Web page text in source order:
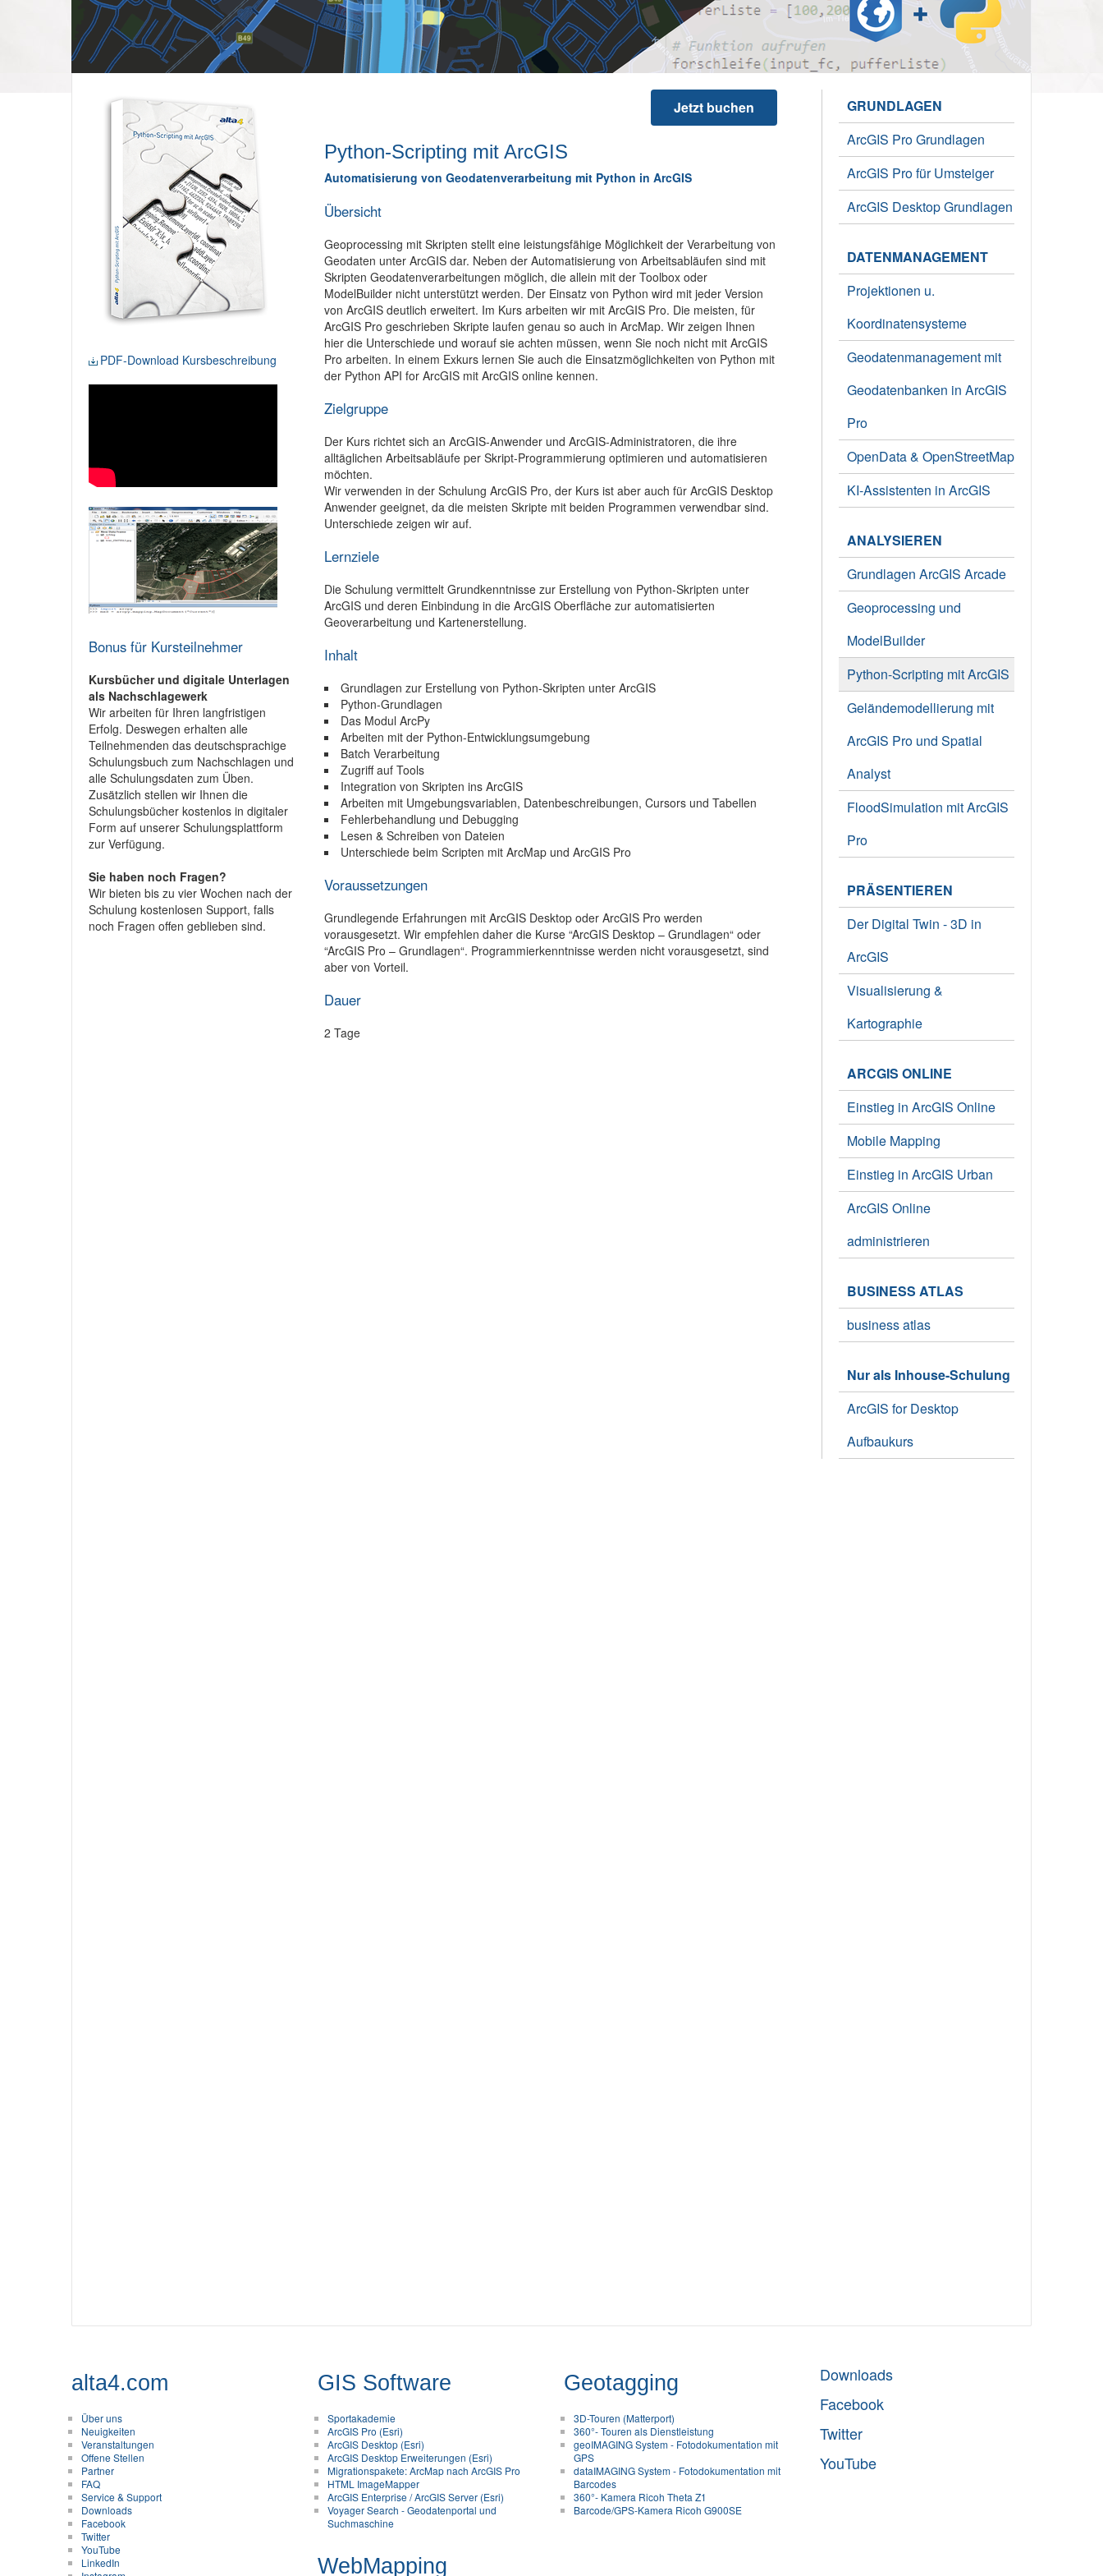
PDF-Download Kursbeschreibung
Bonus für Kursteilnehmer
Kursbücher und digitale Unterlagen
als Nachschlagewerk
Wir arbeiten für Ihren langfristigen
Erfolg. Deswegen erhalten alle
Teilnehmenden das deutschsprachige
Schulungsbuch zum Nachschlagen und
alle Schulungsdaten zum Üben.
Zusätzlich stellen wir Ihnen die
Schulungsbücher kostenlos in digitaler
Form auf unserer Schulungsplattform
zur Verfügung.
Sie haben noch Fragen?
Wir bieten bis zu vier Wochen nach der
Schulung kostenlosen Support, falls
noch Fragen offen geblieben sind.
Jetzt buchen
Python-Scripting mit ArcGIS
Automatisierung von Geodatenverarbeitung mit Python in ArcGIS
Übersicht
Geoprocessing mit Skripten stellt eine leistungsfähige Möglichkeit der Verarbeitung von
Geodaten unter ArcGIS dar. Neben der Automatisierung von Arbeitsabläufen sind mit
Skripten Geodatenverarbeitungen möglich, die allein mit der Toolbox oder
ModelBuilder nicht unterstützt werden. Der Einsatz von Python wird mit jeder Version
von ArcGIS deutlich erweitert. Im Kurs arbeiten wir mit ArcGIS Pro. Die meisten, für
ArcGIS Pro geschrieben Skripte laufen genau so auch in ArcMap. Wir zeigen Ihnen
hier die Unterschiede und worauf sie achten müssen, wenn Sie noch nicht mit ArcGIS
Pro arbeiten. In einem Exkurs lernen Sie auch die Einsatzmöglichkeiten von Python mit
der Python API for ArcGIS mit ArcGIS online kennen.
Zielgruppe
Der Kurs richtet sich an ArcGIS-Anwender und ArcGIS-Administratoren, die ihre
alltäglichen Arbeitsabläufe per Skript-Programmierung optimieren und automatisieren
möchten.
Wir verwenden in der Schulung ArcGIS Pro, der Kurs ist aber auch für ArcGIS Desktop
Anwender geeignet, da die meisten Skripte mit beiden Programmen verwendbar sind.
Unterschiede zeigen wir auf.
Lernziele
Die Schulung vermittelt Grundkenntnisse zur Erstellung von Python-Skripten unter
ArcGIS und deren Einbindung in die ArcGIS Oberfläche zur automatisierten
Geoverarbeitung und Kartenerstellung.
Inhalt
Grundlagen zur Erstellung von Python-Skripten unter ArcGIS
Python-Grundlagen
Das Modul ArcPy
Arbeiten mit der Python-Entwicklungsumgebung
Batch Verarbeitung
Zugriff auf Tools
Integration von Skripten ins ArcGIS
Arbeiten mit Umgebungsvariablen, Datenbeschreibungen, Cursors und Tabellen
Fehlerbehandlung und Debugging
Lesen & Schreiben von Dateien
Unterschiede beim Scripten mit ArcMap und ArcGIS Pro
Voraussetzungen
Grundlegende Erfahrungen mit ArcGIS Desktop oder ArcGIS Pro werden
vorausgesetzt. Wir empfehlen daher die Kurse “ArcGIS Desktop – Grundlagen“ oder
“ArcGIS Pro – Grundlagen“. Programmierkenntnisse werden nicht vorausgesetzt, sind
aber von Vorteil.
Dauer
2 Tage
GRUNDLAGEN
ArcGIS Pro Grundlagen
ArcGIS Pro für Umsteiger
ArcGIS Desktop Grundlagen
DATENMANAGEMENT
Projektionen u.
Koordinatensysteme
Geodatenmanagement mit
Geodatenbanken in ArcGIS
Pro
OpenData & OpenStreetMap
KI-Assistenten in ArcGIS
ANALYSIEREN
Grundlagen ArcGIS Arcade
Geoprocessing und
ModelBuilder
Python-Scripting mit ArcGIS
Geländemodellierung mit
ArcGIS Pro und Spatial
Analyst
FloodSimulation mit ArcGIS
Pro
PRÄSENTIEREN
Der Digital Twin - 3D in
ArcGIS
Visualisierung &
Kartographie
ARCGIS ONLINE
Einstieg in ArcGIS Online
Mobile Mapping
Einstieg in ArcGIS Urban
ArcGIS Online
administrieren
BUSINESS ATLAS
business atlas
Nur als Inhouse-Schulung
ArcGIS for Desktop
Aufbaukurs
alta4.com
Über uns
Neuigkeiten
Veranstaltungen
Offene Stellen
Partner
FAQ
Service & Support
Downloads
Facebook
Twitter
YouTube
LinkedIn
GIS Software
Sportakademie
ArcGIS Pro (Esri)
ArcGIS Desktop (Esri)
ArcGIS Desktop Erweiterungen (Esri)
Migrationspakete: ArcMap nach ArcGIS Pro
HTML ImageMapper
ArcGIS Enterprise / ArcGIS Server (Esri)
Voyager Search - Geodatenportal und
Suchmaschine
WebMapping
Geotagging
3D-Touren (Matterport)
360°- Touren als Dienstleistung
geoIMAGING System - Fotodokumentation mit
GPS
dataIMAGING System - Fotodokumentation mit
Barcodes
360°- Kamera Ricoh Theta Z1
Barcode/GPS-Kamera Ricoh G900SE
Downloads
Facebook
Twitter
YouTube